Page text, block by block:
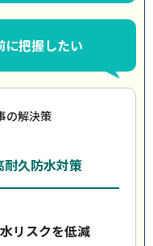
に把握したい
の解決策
久防水対策
リスクを低減